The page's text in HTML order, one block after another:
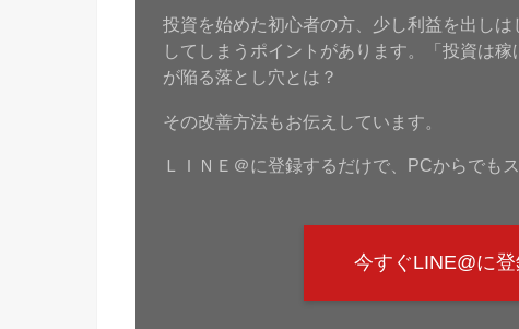
投資を始めた初心者の方、少し利益を出し
してしまうポイントがあります。「投資は
が陥る落とし穴とは？
その改善方法もお伝えしています。
ＬＩＮＥ＠に登録するだけで、PCからでも
今すぐLINE@に